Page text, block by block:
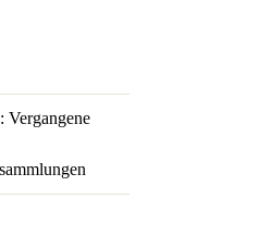
Vergangene